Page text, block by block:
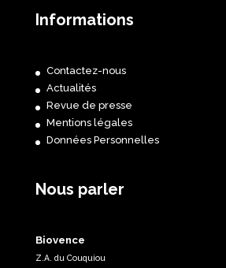
Informations
Contactez-nous
Actualités
Revue de presse
Mentions légales
Données Personnelles
Nous parler
Biovence
Z.A. du Couquiou